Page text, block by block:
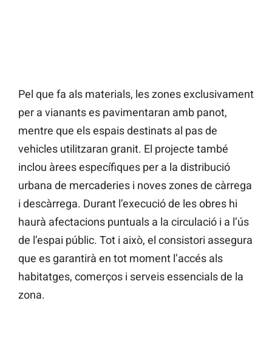
Pel que fa als materials, les zones exclusivament
per a vianants es pavimentaran amb panot,
mentre que els espais destinats al pas de
vehicles utilitzaran granit. El projecte també
inclou àrees específiques per a la distribució
urbana de mercaderies i noves zones de càrrega
i descàrrega. Durant l’execució de les obres hi
haurà afectacions puntuals a la circulació i a l’ús
de l’espai públic. Tot i això, el consistori assegura
que es garantirà en tot moment l’accés als
habitatges, comerços i serveis essencials de la
zona.